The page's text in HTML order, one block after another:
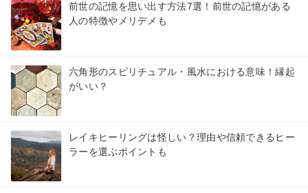
前世の記憶を思い出す方法7選！前世の記憶がある
人の特徴やメリデメも
六角形のスピリチュアル・風水における意味！縁起
がいい？
レイキヒーリングは怪しい？理由や信頼できるヒー
ラーを選ぶポイントも